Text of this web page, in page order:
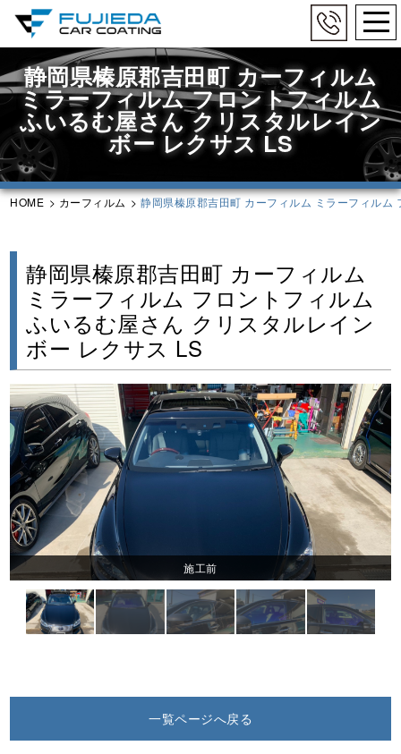
to
main
content
静岡県榛原郡吉田町 カーフィルム
ミラーフィルム フロントフィルム
ふいるむ屋さん クリスタルレイン
ボー レクサス LS
HOME > カーフィルム >静岡県榛原郡吉田町 カーフィルム ミラーフィル
静岡県榛原郡吉田町 カーフィルム
ミラーフィルム フロントフィルム
ふいるむ屋さん クリスタルレイン
ボー レクサス LS
施工前
一覧ページへ戻る